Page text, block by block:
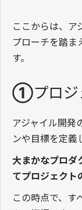
ここからは、ア
プローチを踏ま
す。
①プロジ
アジャイル開発
ンや目標を定義
大まかなプロダ
てプロジェクト
この時点で、す